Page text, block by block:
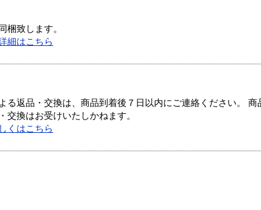
梱致します。
細はこちら
る返品・交換は、商品到着後７日以内にご連絡ください。
交換はお受けいたしかねます。
くはこちら